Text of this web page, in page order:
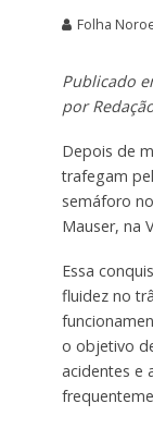
Folha
Publicado
por
Depois de
trafegam
semáforo
Mauser, na
Essa
fluidez no
o objetivo
acidentes e